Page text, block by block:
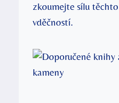
zkoumejte sílu
vděčností.